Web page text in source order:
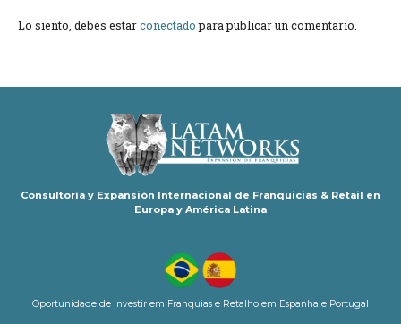
Lo siento, debes estarconectadopara publicar un comentario.
Consultoría y Expansión Internacional de Franquicias & Retail en
Europa y América Latina
Oportunidade de investir em Franquias e Retalho em Espanha e Portugal